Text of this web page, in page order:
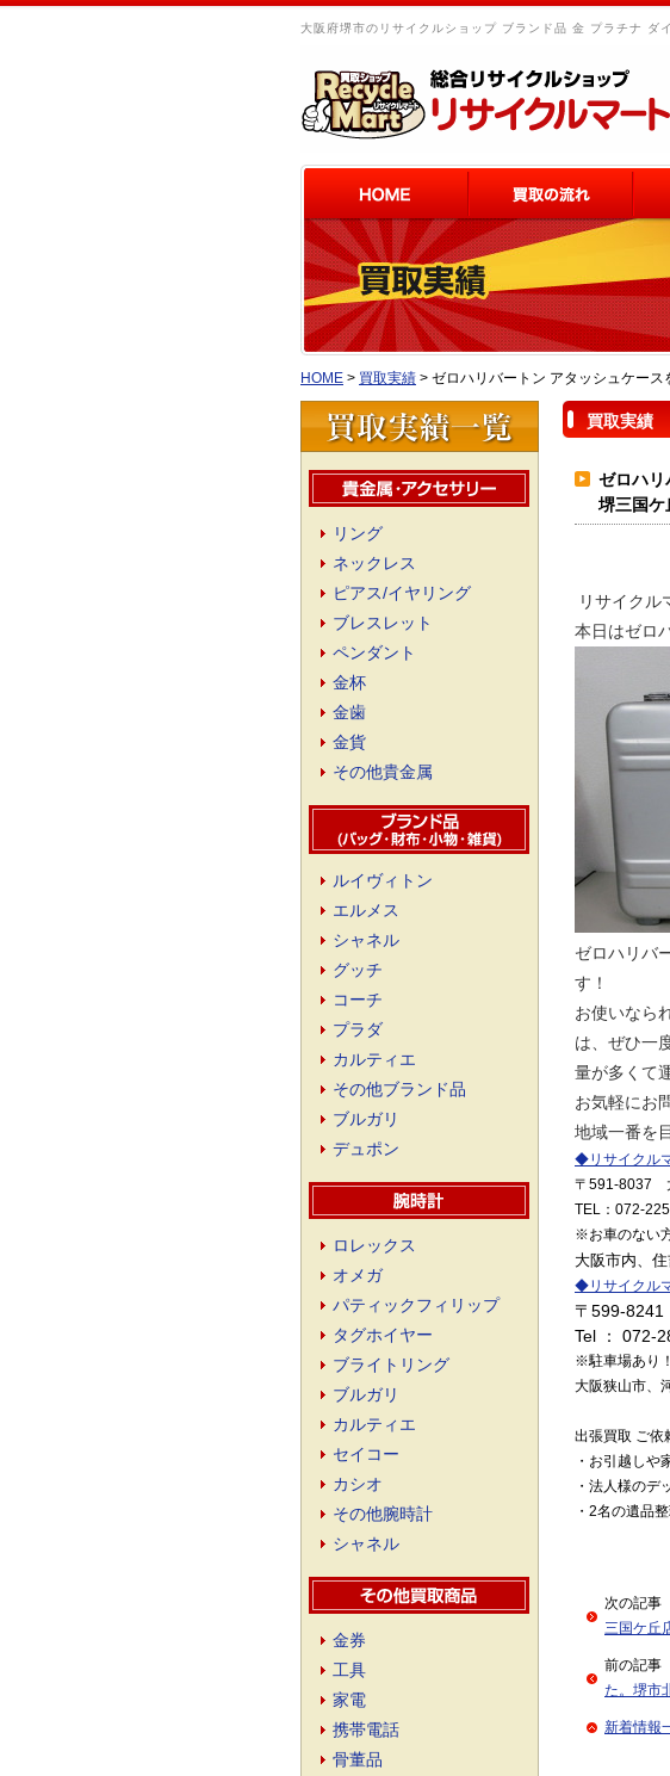
大阪府堺市のリサイクルショップ ブランド品 金 プラチナ ダ
HOME > 買取実績 > ゼロハリバートン アタッシュケー
買取実績
ゼロハリ
堺三国ケ
リサイクル
本日はゼロ
ゼロハリバ
す！
お使いなら
は、ぜひ一
量が多くて
お気軽にお
地域一番を
◆リサイクル
〒591-8037
TEL ：072-
※お車のない
大阪市内、
◆リサイクル
〒599-
Tel ： 072-
※駐車場あり
大阪狭山市、
出張買取 ご依
・お引越しや
・法人様のデ
・2名の遺品
次の記事
三国ケ丘
前の記事
た。堺市
新着情報
リング
ネックレス
ピアス/イヤリング
ブレスレット
ペンダント
金杯
金歯
金貨
その他貴金属
ルイヴィトン
エルメス
シャネル
グッチ
コーチ
プラダ
カルティエ
その他ブランド品
ブルガリ
デュポン
ロレックス
オメガ
パティックフィリップ
タグホイヤー
ブライトリング
ブルガリ
カルティエ
セイコー
カシオ
その他腕時計
シャネル
金券
工具
家電
携帯電話
骨董品